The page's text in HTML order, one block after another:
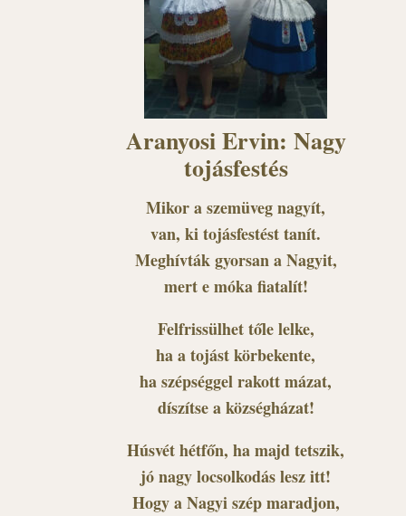
Aranyosi Ervin: Nagy
tojásfestés
Mikor a szemüveg nagyít,
van, ki tojásfestést tanít.
Meghívták gyorsan a Nagyit,
mert e móka fiatalít!
Felfrissülhet tőle lelke,
ha a tojást körbekente,
ha szépséggel rakott mázat,
díszítse a községházat!
Húsvét hétfőn, ha majd tetszik,
jó nagy locsolkodás lesz itt!
Hogy a Nagyi szép maradjon,